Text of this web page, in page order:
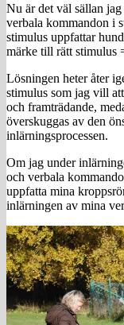
Nu är det väl sällan
verbala kommandon i
stimulus uppfattar
märke till rätt stimulus
Lösningen heter åter
stimulus som jag vill
och framträdande,
överskuggas av den
inlärningsprocessen.
Om jag under
och verbala
uppfatta mina
inlärningen av mina